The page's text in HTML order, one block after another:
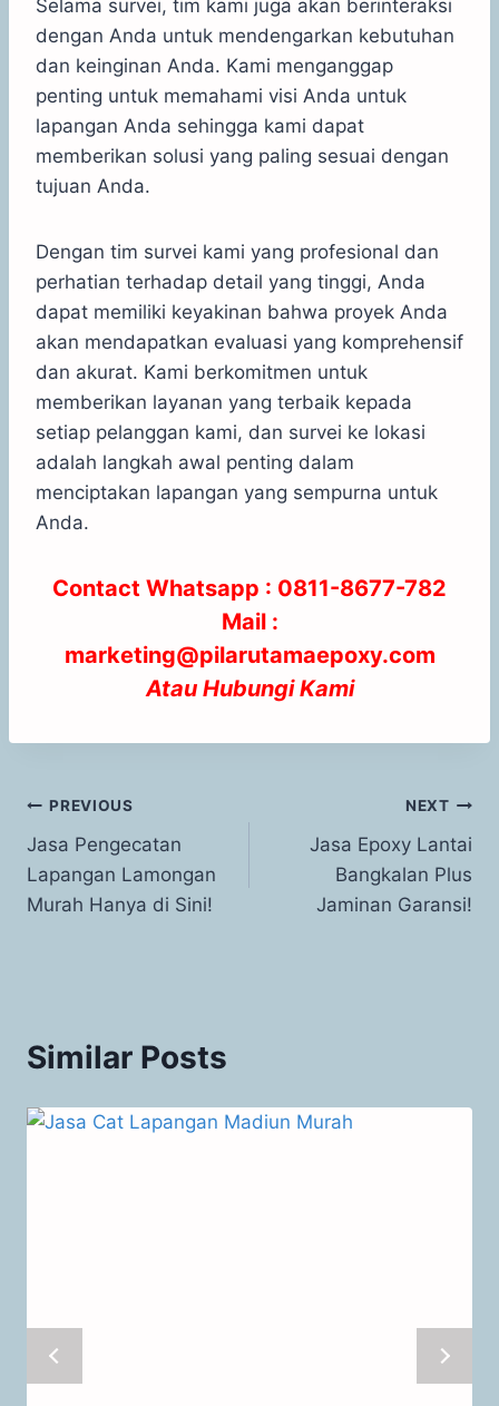
Selama survei, tim kami juga akan berinteraksi
dengan Anda untuk mendengarkan kebutuhan
dan keinginan Anda. Kami menganggap
penting untuk memahami visi Anda untuk
lapangan Anda sehingga kami dapat
memberikan solusi yang paling sesuai dengan
tujuan Anda.
Dengan tim survei kami yang profesional dan
perhatian terhadap detail yang tinggi, Anda
dapat memiliki keyakinan bahwa proyek Anda
akan mendapatkan evaluasi yang komprehensif
dan akurat. Kami berkomitmen untuk
memberikan layanan yang terbaik kepada
setiap pelanggan kami, dan survei ke lokasi
adalah langkah awal penting dalam
menciptakan lapangan yang sempurna untuk
Anda.
Contact Whatsapp : 0811-8677-782
Mail :
marketing@pilarutamaepoxy.com
Atau Hubungi Kami
PREVIOUS
Jasa Pengecatan
Lapangan Lamongan
Murah Hanya di Sini!
NEXT
Jasa Epoxy Lantai
Bangkalan Plus
Jaminan Garansi!
Similar Posts